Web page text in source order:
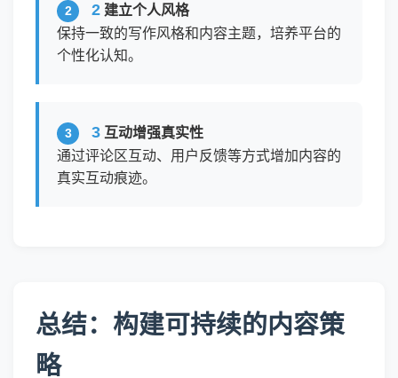
2 建立个人风格
保持一致的写作风格和内容主题，培养平台的
个性化认知。
3 互动增强真实性
通过评论区互动、用户反馈等方式增加内容的
真实互动痕迹。
总结：构建可持续的内容策
略